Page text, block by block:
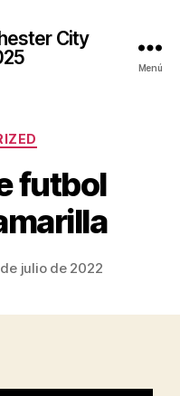
City
Menú
futbol
julio de 2022